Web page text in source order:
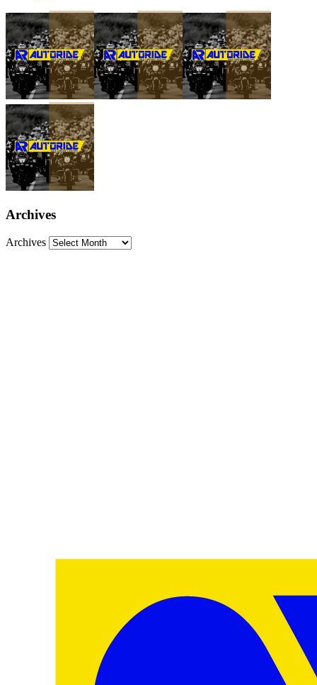
Archives
Archives